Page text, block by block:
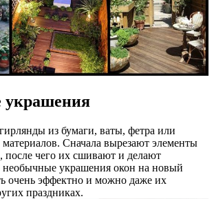
из бумаги, ваты, фетра или
Сначала вырезают элементы
после чего их сшивают и делают
украшения окон на новый
очень эффектно и можно даже их
праздниках.